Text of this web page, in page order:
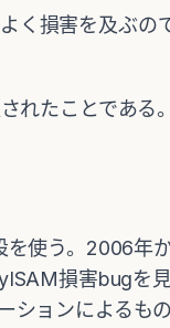
く損害を及ぶ
れたことであ
使う。2006年
損害bugを
ションによるも